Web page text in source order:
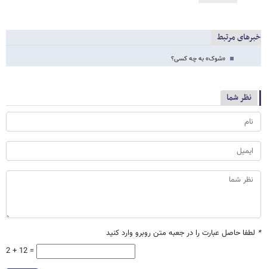
خبرهای مرتبط
«شوک» به چه کسی؟
نظر شما
* لطفا حاصل عبارت را در جعبه متن روبرو وارد کنید
2 + 12 =